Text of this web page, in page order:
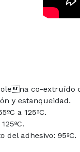
na co-extruído
y estanqueidad.
a 125ºC.
adhesivo: 95ºC.